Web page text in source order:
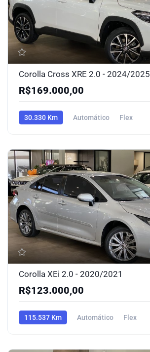
Corolla Cross XRE 2.0 - 2024/2025
R$169.000,00
30.330 Km Automático Flex
Corolla XEi 2.0 - 2020/2021
R$123.000,00
115.537 Km Automático Flex